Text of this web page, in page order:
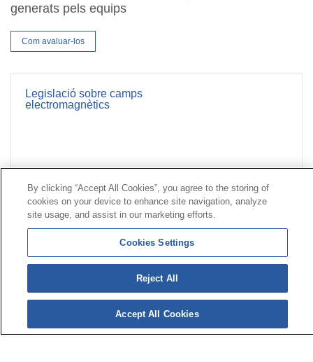
generats pels equips
Com avaluar-los
Legislació sobre camps
electromagnètics
Contacte |Perfil del contractant|Reclamacions
Línia Universal 900 203 203
Zona Privada Comissió de
Prestacions Especials|Zona Privada Proveïdor Sanitari
© Mutua Universal 2026| Mapa del web
Política de Protecció de Dades | Política de cookies
Segueix-nos a:
By clicking “Accept All Cookies”, you agree to the storing of
cookies on your device to enhance site navigation, analyze
site usage, and assist in our marketing efforts.
Cookies Settings
Reject All
Accept All Cookies